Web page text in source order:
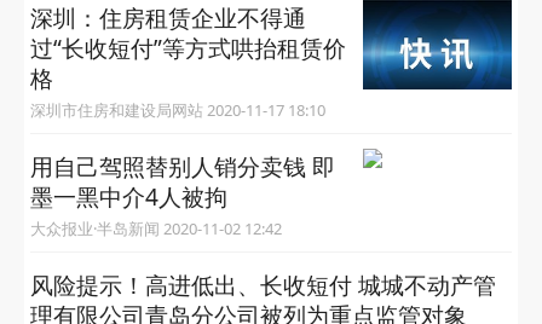
深圳：住房租赁企业不得通
过“长收短付”等方式哄抬租赁价
格
深圳市住房和建设局网站 2020-11-17 18:10
用自己驾照替别人销分卖钱 即
墨一黑中介4人被拘
大众报业·半岛新闻 2020-11-02 12:42
风险提示！高进低出、长收短付 城城不动产管
理有限公司青岛分公司被列为重点监管对象